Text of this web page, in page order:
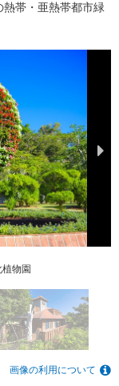
帯・亜熱帯都市緑
物園
物園
画像の利用について